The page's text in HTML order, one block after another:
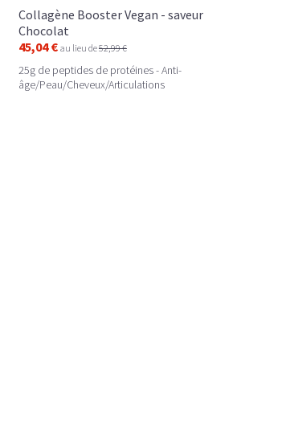
Collagène Booster Vegan - saveur
Chocolat
45,04 € au lieu de52,99 €
25g de peptides de protéines - Anti-
âge/Peau/Cheveux/Articulations